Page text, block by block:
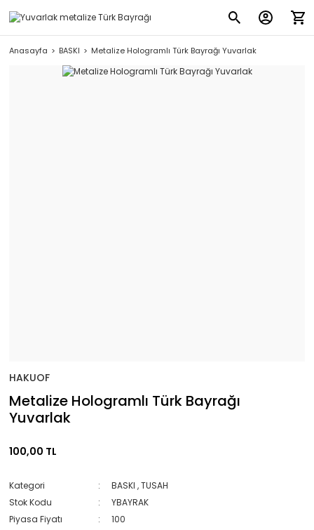
Anasayfa BASKI Metalize Hologramlı Türk Bayrağı Yuvarlak
HAKUOF
Metalize Hologramlı Türk Bayrağı
Yuvarlak
100,00 TL
Kategori BASKI ,TUSAH
Stok Kodu
YBAYRAK
Piyasa Fiyatı
100